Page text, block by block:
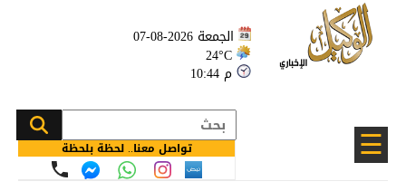
الجمعة 2026-08-07
24°C
10:44 م
☰ تواصل معنا.. لحظة بلحظة